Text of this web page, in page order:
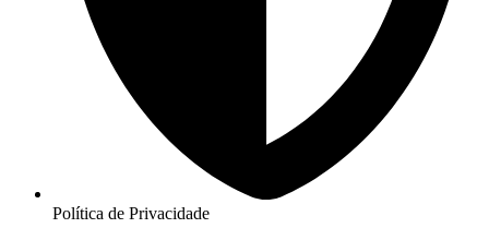
Política de Privacidade